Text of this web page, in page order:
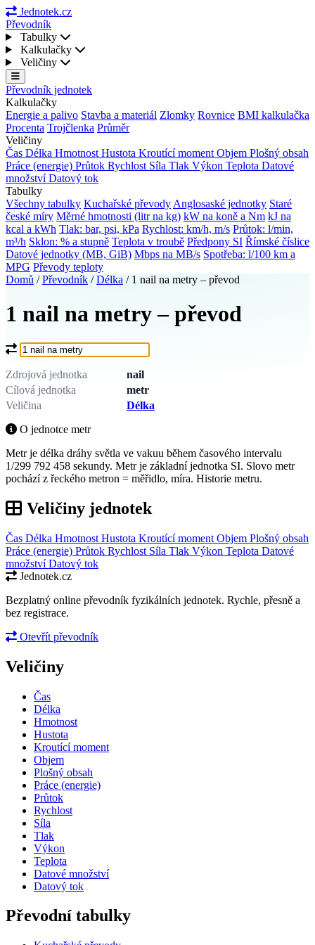
Jednotek.cz
Převodník
Tabulky
Kalkulačky
Veličiny
Převodník jednotek
Kalkulačky
Energie a palivo Stavba a materiál Zlomky Rovnice BMI kalkulačka
Procenta Trojčlenka Průměr
Veličiny
Čas Délka Hmotnost Hustota Kroutící moment Objem Plošný obsah
Práce (energie) Průtok Rychlost Síla Tlak Výkon Teplota Datové
množstvíDatový tok
Tabulky
Všechny tabulky Kuchařské převody Anglosaské jednotky Staré
české míry Měrné hmotnosti (litr na kg) kW na koně a Nm kJ na
kcal a kWh Tlak: bar, psi, kPa Rychlost: km/h, m/s Průtok: l/min,
m³/h Sklon: % a stupně Teplota v troubě Předpony SI Římské číslice
Datové jednotky (MB, GiB) Mbps na MB/s Spotřeba: l/100 km a
MPG Převody teploty
Domů / Převodník / Délka / 1 nail na metry – převod
1 nail na metry – převod
Co chcete převést?
Zdrojová jednotka
nail
Cílová jednotka
metr
Veličina
Délka
O jednotce metr
Metr je délka dráhy světla ve vakuu během časového intervalu
1/299 792 458 sekundy. Metr je základní jednotka SI. Slovo metr
pochází z řeckého metron = měřidlo, míra. Historie metru.
Veličiny jednotek
Čas Délka Hmotnost Hustota Kroutící moment Objem Plošný obsah
Práce (energie) Průtok Rychlost Síla Tlak Výkon Teplota Datové
množstvíDatový tok
Jednotek.cz
Bezplatný online převodník fyzikálních jednotek. Rychle, přesně a
bez registrace.
Otevřít převodník
Veličiny
Čas
Délka
Hmotnost
Hustota
Kroutící moment
Objem
Plošný obsah
Práce (energie)
Průtok
Rychlost
Síla
Tlak
Výkon
Teplota
Datové množství
Datový tok
Převodní tabulky